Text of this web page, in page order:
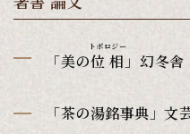
「美の位相
トポロジー
」幻冬舎
「茶の湯銘事典」